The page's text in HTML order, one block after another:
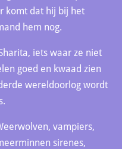
komt dat hij bij het
hem nog.
iets waar ze niet
goed en kwaad zien
wereldoorlog wordt
vampiers,
sirenes,